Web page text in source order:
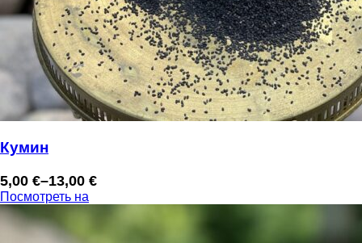
Кумин
5,00 €–13,00 €
Диапазон
цен:
5,00 €
Посмотреть на